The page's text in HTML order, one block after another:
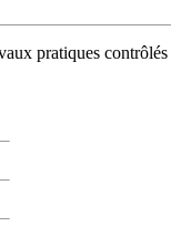
pratiques contrôlés